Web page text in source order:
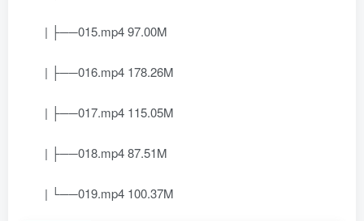
| ├──015.mp4 97.00M
| ├──016.mp4 178.26M
| ├──017.mp4 115.05M
| ├──018.mp4 87.51M
| └──019.mp4 100.37M